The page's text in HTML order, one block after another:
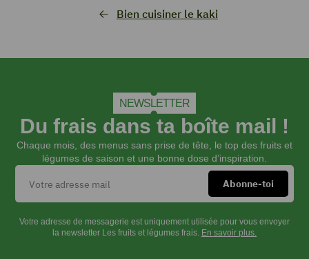
Bien cuisiner le kaki
NEWSLETTER
Du frais dans ta boîte mail !
Chaque mois, des menus sans prise de tête, le top des fruits et
légumes de saison et une bonne dose d’inspiration.
Votre adresse de messagerie est uniquement utilisée pour vous envoyer
la newsletter Les fruits et légumes frais. En savoir plus.